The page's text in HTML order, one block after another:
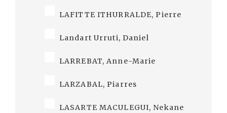
LAFITTE ITHURRALDE, Pierre
Landart Urruti, Daniel
LARREBAT, Anne-Marie
LARZABAL, Piarres
LASARTE MACULEGUI, Nekane